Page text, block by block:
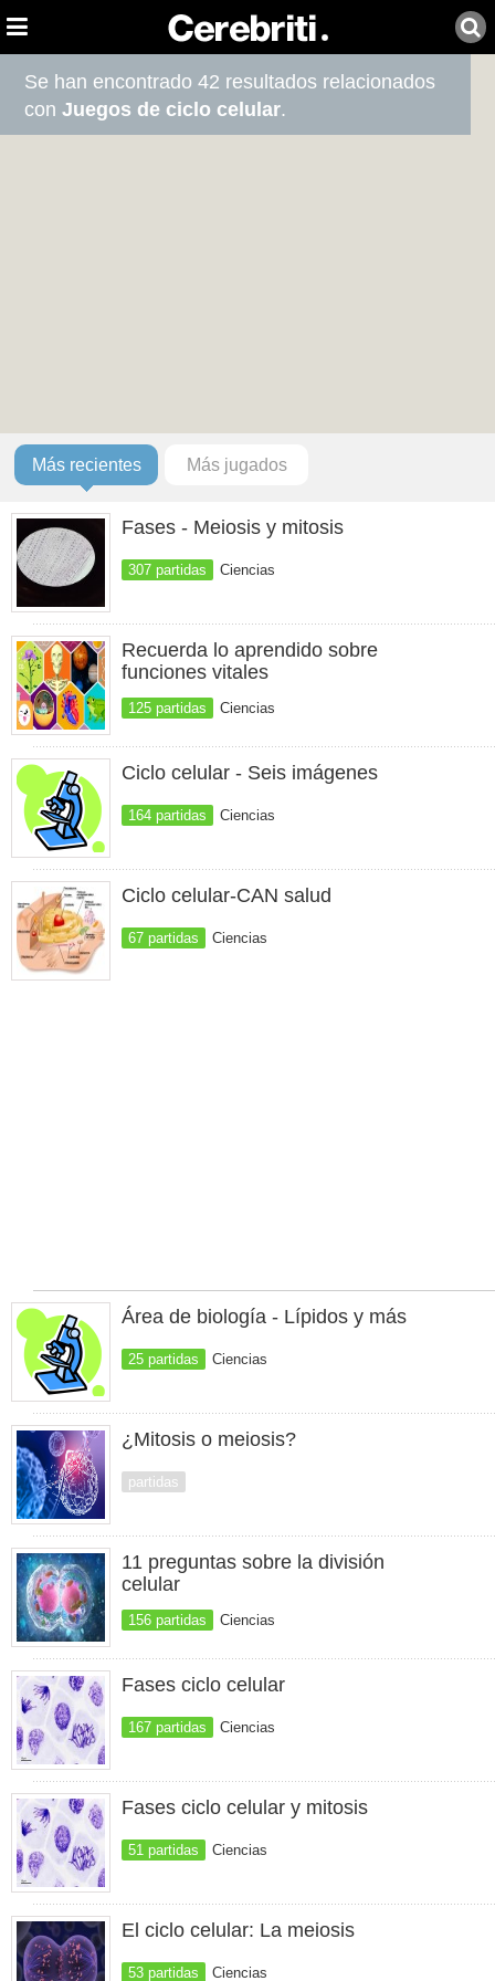
Se han encontrado 42 resultados relacionados
conJuegos de ciclo celular.
Más recientes Más jugados
Fases - Meiosis y mitosis
307 partidas Ciencias
Recuerda lo aprendido sobre
funciones vitales
125 partidas Ciencias
Ciclo celular - Seis imágenes
164 partidas Ciencias
Ciclo celular-CAN salud
67 partidas Ciencias
Área de biología - Lípidos y más
25 partidas Ciencias
¿Mitosis o meiosis?
partidas
11 preguntas sobre la división
celular
156 partidas Ciencias
Fases ciclo celular
167 partidas Ciencias
Fases ciclo celular y mitosis
51 partidas Ciencias
El ciclo celular: La meiosis
53 partidas Ciencias